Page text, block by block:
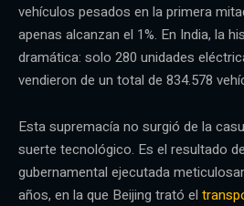
vehículos pesados en la primera
apenas alcanzan el 1%. En India, la
dramática: solo 280 unidades
vendieron de un total de 834.578
Esta supremacía no surgió de la
suerte tecnológico. Es el resultado
gubernamental ejecutada
años, en la que Beijing trató el